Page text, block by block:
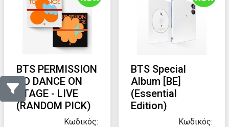
BTS PERMISSION
TO DANCE ON
STAGE - LIVE
(RANDOM PICK)
Κωδικός:
BTS Special
Album [BE]
(Essential
Edition)
Κωδικός: